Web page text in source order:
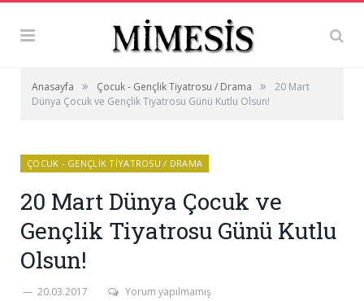
Anasayfa » Çocuk - Gençlik Tiyatrosu / Drama »
20 Mart
Dünya Çocuk ve Gençlik Tiyatrosu Günü Kutlu Olsun!
ÇOCUK - GENÇLIK TIYATROSU / DRAMA
20 Mart Dünya Çocuk ve
Gençlik Tiyatrosu Günü Kutlu
Olsun!
20.03.2017 Yorum yapılmamış